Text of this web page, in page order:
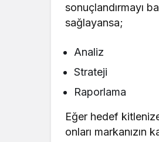
sonuçlandırmayı
sağlayansa;
Analiz
Strateji
Raporlama
Eğer hedef
onları